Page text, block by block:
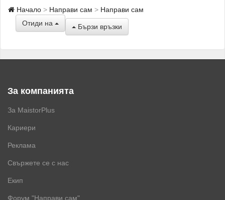
Начало Направи сам
Направи сам
Отиди на
Бързи връзки
За компанията
За MaistorPlus
Кариери
Реклама
Свържете се с нас
Екип
Форум "Направи сам"